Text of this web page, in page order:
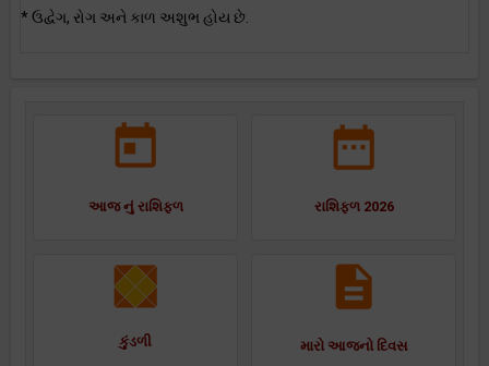
* ઉદ્વેગ, રોગ અને કાળ અશુભ હોય છે.
આજ નું રાશિફળ રાશિફળ 2026
કુંડળી મારો આજનો દિવસ